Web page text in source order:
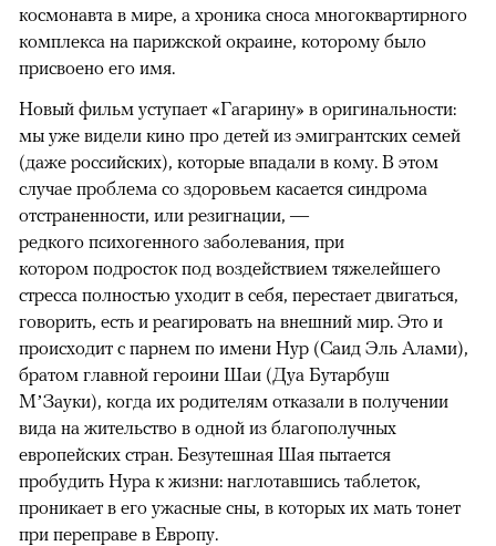
космонавта в мире, а хроника сноса многоквартирного
комплекса на парижской окраине, которому было
присвоено его имя.
Новый фильм уступает «Гагарину» в оригинальности:
мы уже видели кино про детей из эмигрантских семей
(даже российских), которые впадали в кому. В этом
случае проблема со здоровьем касается синдрома
отстраненности, или резигнации, —
редкого психогенного заболевания, при
котором подросток под воздействием тяжелейшего
стресса полностью уходит в себя, перестает двигаться,
говорить, есть и реагировать на внешний мир. Это и
происходит с парнем по имени Нур (Саид Эль Алами),
братом главной героини Шаи (Дуа Бутарбуш
М’Зауки), когда их родителям отказали в получении
вида на жительство в одной из благополучных
европейских стран. Безутешная Шая пытается
пробудить Нура к жизни: наглотавшись таблеток,
проникает в его ужасные сны, в которых их мать тонет
при переправе в Европу.